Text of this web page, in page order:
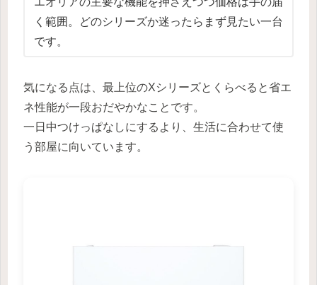
く範囲。どのシリーズか迷ったらまず見たい一台
です。
気になる点は、最上位のXシリーズとくらべると省エ
ネ性能が一段おだやかなことです。
一日中つけっぱなしにするより、生活に合わせて使
う部屋に向いています。